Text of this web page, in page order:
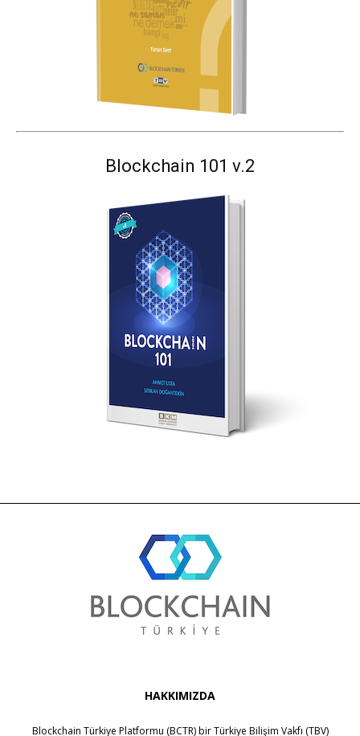
Blockchain 101 v.2
HAKKIMIZDA
Blockchain Türkiye Platformu (BCTR) birTürkiye Bilişim Vakfı (TBV)